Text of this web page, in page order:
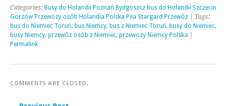
Categories: Busy do Holandii Poznań Bydgoszcz bus do Holandii Szczecin
Gorzów Przewozy osób Holandia Polska Piła Stargard Przewóz | Tags:
bus do Niemiec Toruń, bus Niemcy, bus z Niemiec Toruń, busy do Niemiec,
busy Niemcy, przewóz osób z Niemiec, przewozy Niemcy Polska
Permalink
COMMENTS ARE CLOSED.